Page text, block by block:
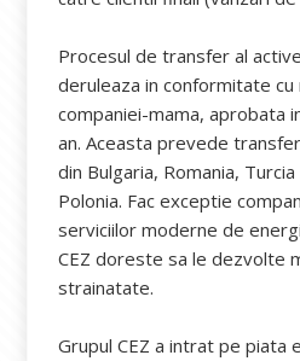
Procesul de transfer al
deruleaza in conformitate
companiei-mama, aprobata
an. Aceasta prevede
din Bulgaria, Romania,
Polonia. Fac exceptie
serviciilor moderne de
CEZ doreste sa le dezvolte
strainatate.
Grupul CEZ a intrat pe piata